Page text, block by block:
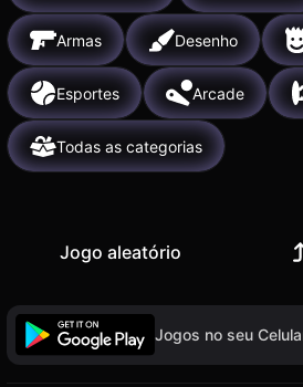
Armas Desenho
Esportes Arcade
Todas as categorias
Jogo aleatório
Jogos no seu